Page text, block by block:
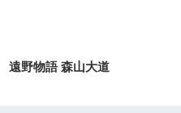
遠野物語 森山大道